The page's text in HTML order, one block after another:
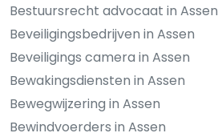
Bestuursrecht advocaat in Assen
Beveiligingsbedrijven in Assen
Beveiligings camera in Assen
Bewakingsdiensten in Assen
Bewegwijzering in Assen
Bewindvoerders in Assen